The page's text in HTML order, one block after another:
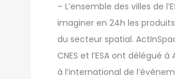
– L’ensemble des villes de
imaginer en 24h les
du secteur spatial.
CNES et l’ESA ont délégué
à l’international de